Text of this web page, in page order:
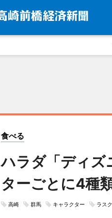
食べる
ハラダ「ディズ
ターごとに4種
高崎 群馬 キャラクター ラスク